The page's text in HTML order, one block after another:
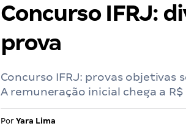
Concurso IFRJ:
prova
Concurso IFRJ: provas objetivas
A remuneração inicial chega a
Por Yara Lima